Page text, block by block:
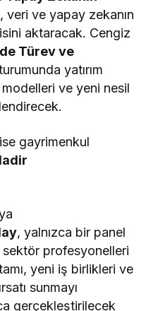
veri ve yapay zekanın
aktaracak. Cengiz
Türev ve
yatırım
ve yeni nesil
gayrimenkul
, yalnızca bir panel
sektör profesyonelleri
yeni iş birlikleri ve
sunmayı
gerçekleştirilecek